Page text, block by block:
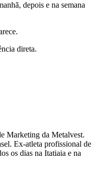
depois e na semana
direta.
Marketing da Metalvest.
Ex-atleta profissional de
os dias na Itatiaia e na